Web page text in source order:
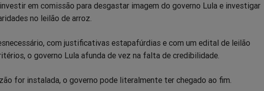
em comissão para desgastar imagem do governo Lula e investigar
no leilão de arroz.
com justificativas estapafúrdias e com um edital de leilão
o governo Lula afunda de vez na falta de credibilidade.
for instalada, o governo pode literalmente ter chegado ao fim.